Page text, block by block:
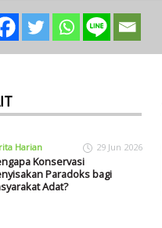
Harian 29 Jun 2026
Konservasi
Paradoks bagi
Adat?